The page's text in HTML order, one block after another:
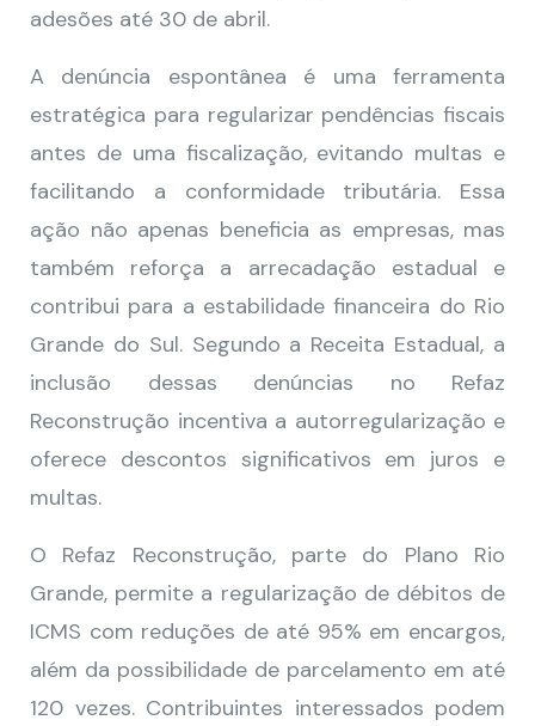
adesões até 30 de abril.
A denúncia espontânea é uma ferramenta
estratégica para regularizar pendências fiscais
antes de uma fiscalização, evitando multas e
facilitando a conformidade tributária. Essa
ação não apenas beneficia as empresas, mas
também reforça a arrecadação estadual e
contribui para a estabilidade financeira do Rio
Grande do Sul. Segundo a Receita Estadual, a
inclusão dessas denúncias no Refaz
Reconstrução incentiva a autorregularização e
oferece descontos significativos em juros e
multas.
O Refaz Reconstrução, parte do Plano Rio
Grande, permite a regularização de débitos de
ICMS com reduções de até 95% em encargos,
além da possibilidade de parcelamento em até
120 vezes. Contribuintes interessados podem